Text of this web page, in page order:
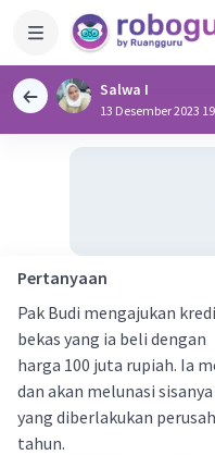
Salwa I
13 Desember 2023
Pertanyaan
Pak Budi mengajukan
bekas yang ia beli dengan
harga 100 juta rupiah. Ia
dan akan melunasi
yang diberlakukan
tahun.